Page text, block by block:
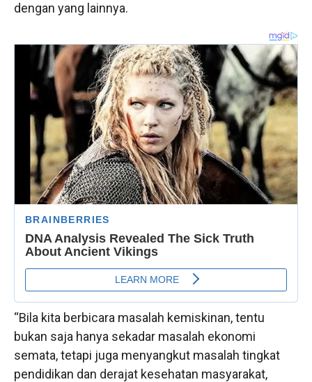
dengan yang lainnya.
“Bila kita berbicara masalah kemiskinan, tentu
bukan saja hanya sekadar masalah ekonomi
semata, tetapi juga menyangkut masalah tingkat
pendidikan dan derajat kesehatan masyarakat,